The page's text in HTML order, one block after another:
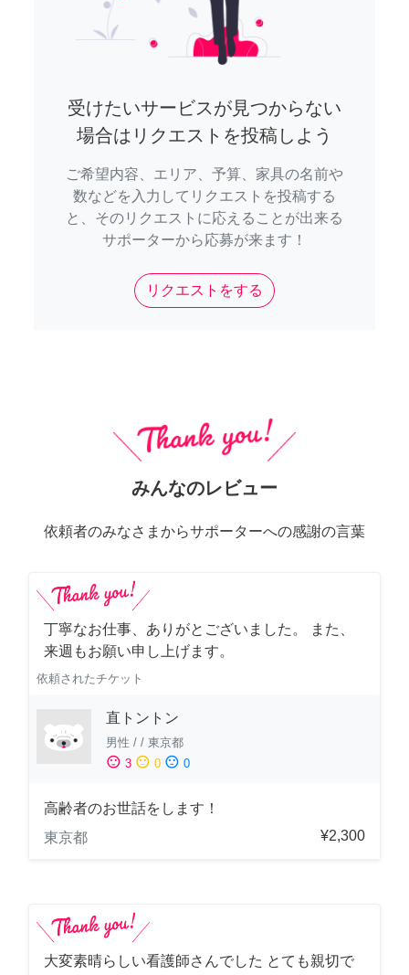
受けたいサービスが見つからない
場合はリクエストを投稿しよう
ご希望内容、エリア、予算、家具の名前や
数などを入力してリクエストを投稿する
と、そのリクエストに応えることが出来る
サポーターから応募が来ます！
リクエストをする
みんなのレビュー
依頼者のみなさまからサポーターへの感謝の言葉
丁寧なお仕事、ありがとございました。 また、
来週もお願い申し上げます。
依頼されたチケット
直トントン
男性 / / 東京都
sentiment_satisfied 3 sentiment_neutral 0 sentiment_dissatisfied 0
高齢者のお世話をします！
東京都
¥2,300
大変素晴らしい看護師さんでした とても親切で